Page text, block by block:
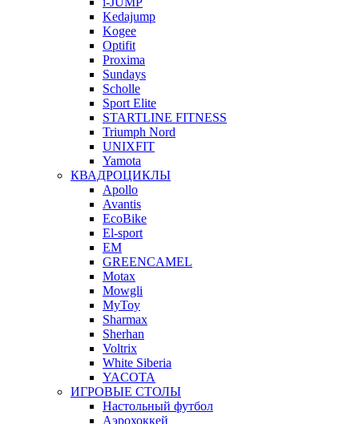
Kedajump
Kogee
Optifit
Proxima
Sundays
Scholle
Sport Elite
STARTLINE FITNESS
Triumph Nord
UNIXFIT
Yamota
КВАДРОЦИКЛЫ
Apollo
Avantis
EcoBike
El-sport
EM
GREENCAMEL
Motax
Mowgli
MyToy
Sharmax
Sherhan
Voltrix
White Siberia
YACOTA
ИГРОВЫЕ СТОЛЫ
Настольный футбол
Аэрохоккей